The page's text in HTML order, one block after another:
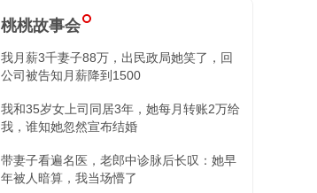
桃桃故事会
我月薪3千妻子88万，出民政局她笑了，回
公司被告知月薪降到1500
我和35岁女上司同居3年，她每月转账2万给
我，谁知她忽然宣布结婚
带妻子看遍名医，老郎中诊脉后长叹：她早
年被人暗算，我当场懵了